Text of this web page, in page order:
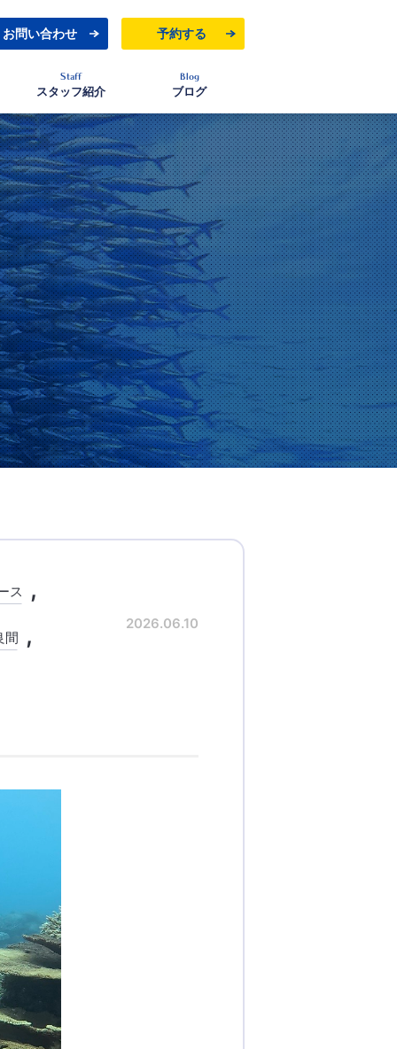
お問い合わせ 予約する
Staff
スタッフ紹介
Blog
ブログ
ス
間
2026.06.10